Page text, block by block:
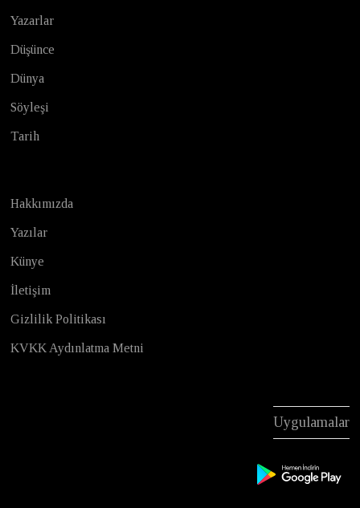
Yazarlar
Düşünce
Dünya
Söyleşi
Tarih
Hakkımızda
Yazılar
Künye
İletişim
Gizlilik Politikası
KVKK Aydınlatma Metni
Uygulamalar